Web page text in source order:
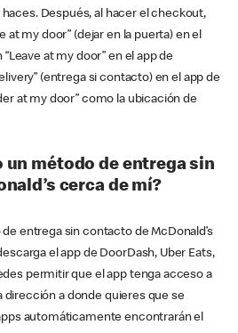
Después, al hacer el checkout,
at my door” (dejar en la puerta) en el
at my door” en el app de
(entrega si contacto) en el app de
at my door” como la ubicación de
un método de entrega sin
cerca de mí?
entrega sin contacto de McDonald’s
el app de DoorDash, Uber Eats,
permitir que el app tenga acceso a
dirección a donde quieres que se
automáticamente encontrarán el